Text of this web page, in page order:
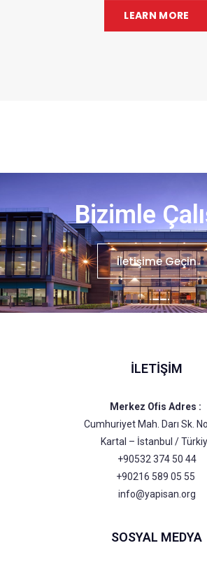
LEARN MORE
Bizimle
İletişime Geçin
İLETIŞIM
Merkez Ofis Adres :
Cumhuriyet Mah. Darı Sk.
Kartal – İstanbul /
+90532 374 50 44
+90216 589 05 55
info@yapisan.org
SOSYAL MEDYA